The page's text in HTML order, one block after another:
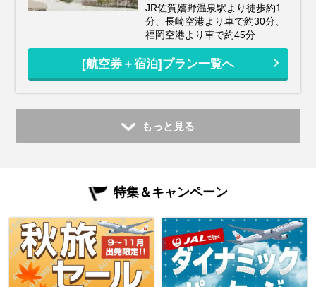
JR佐賀嬉野温泉駅より徒歩約1
分、長崎空港より車で約30分、
福岡空港より車で約45分
[航空券＋宿泊]プラン一覧へ
もっと見る
特集＆キャンペーン